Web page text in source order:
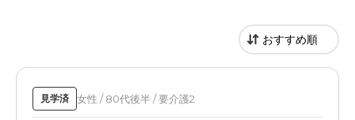
見学済 女性 / 80代後半 / 要介護2